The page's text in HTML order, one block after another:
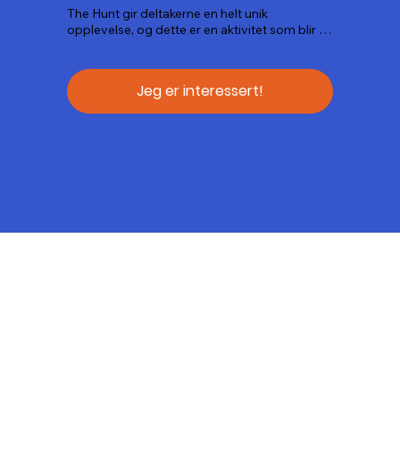
The Hunt gir deltakerne en helt unik
opplevelse, og dette er en aktivitet som blir
måte enn man gjør i hverdagen i en setting
der man får vist fram nye sider av seg selv.
Jeg er interessert!